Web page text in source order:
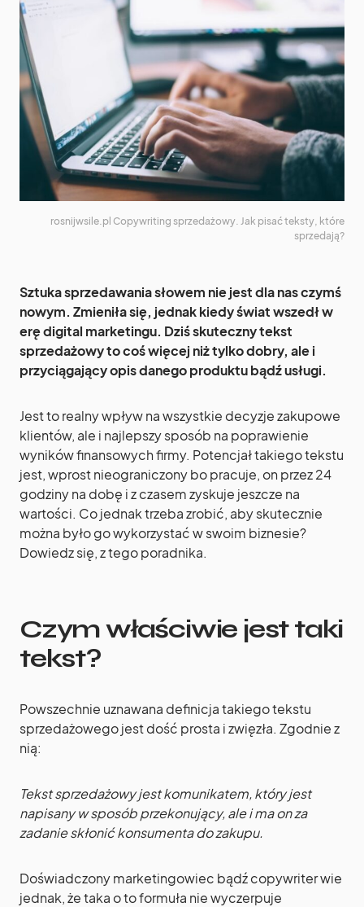
rosnijwsile.pl Copywriting sprzedażowy. Jak pisać teksty, które
sprzedają?
Sztuka sprzedawania słowem nie jest dla nas czymś
nowym. Zmieniła się, jednak kiedy świat wszedł w
erę digital marketingu. Dziś skuteczny tekst
sprzedażowy to coś więcej niż tylko dobry, ale i
przyciągający opis danego produktu bądź usługi.
Jest to realny wpływ na wszystkie decyzje zakupowe
klientów, ale i najlepszy sposób na poprawienie
wyników finansowych firmy. Potencjał takiego tekstu
jest, wprost nieograniczony bo pracuje, on przez 24
godziny na dobę i z czasem zyskuje jeszcze na
wartości. Co jednak trzeba zrobić, aby skutecznie
można było go wykorzystać w swoim biznesie?
Dowiedz się, z tego poradnika.
Czym właściwie jest taki
tekst?
Powszechnie uznawana definicja takiego tekstu
sprzedażowego jest dość prosta i zwięzła. Zgodnie z
nią:
Tekst sprzedażowy jest komunikatem, który jest
napisany w sposób przekonujący, ale i ma on za
zadanie skłonić konsumenta do zakupu.
Doświadczony marketingowiec bądź copywriter wie
jednak, że taka o to formuła nie wyczerpuje